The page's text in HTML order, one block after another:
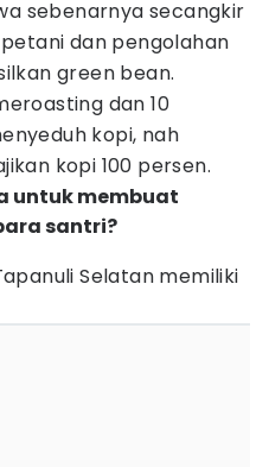
sebenarnya secangkir
dan pengolahan
green bean.
dan 10
kopi, nah
kopi 100 persen.
untuk membuat
santri?
Selatan memiliki